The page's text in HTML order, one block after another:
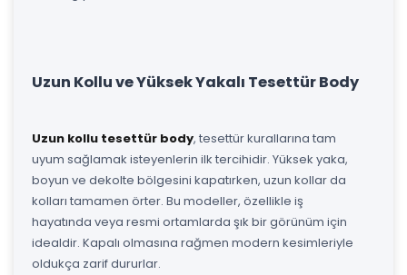
Uzun Kollu ve Yüksek Yakalı Tesettür Body
Uzun kollu tesettür body, tesettür kurallarına tam
uyum sağlamak isteyenlerin ilk tercihidir. Yüksek yaka,
boyun ve dekolte bölgesini kapatırken, uzun kollar da
kolları tamamen örter. Bu modeller, özellikle iş
hayatında veya resmi ortamlarda şık bir görünüm için
idealdir. Kapalı olmasına rağmen modern kesimleriyle
oldukça zarif dururlar.